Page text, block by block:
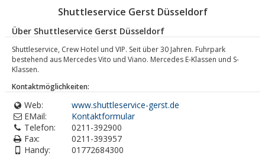
Shuttleservice Gerst Düsseldorf
Über Shuttleservice Gerst Düsseldorf
Shuttleservice, Crew Hotel und VIP. Seit über 30 Jahren. Fuhrpark
bestehend aus Mercedes Vito und Viano. Mercedes E-Klassen und S-
Klassen.
Kontaktmöglichkeiten:
Web:
www.shuttleservice-gerst.de
EMail:
Kontaktformular
Telefon:
0211-392900
Fax:
0211-393957
Handy:
01772684300